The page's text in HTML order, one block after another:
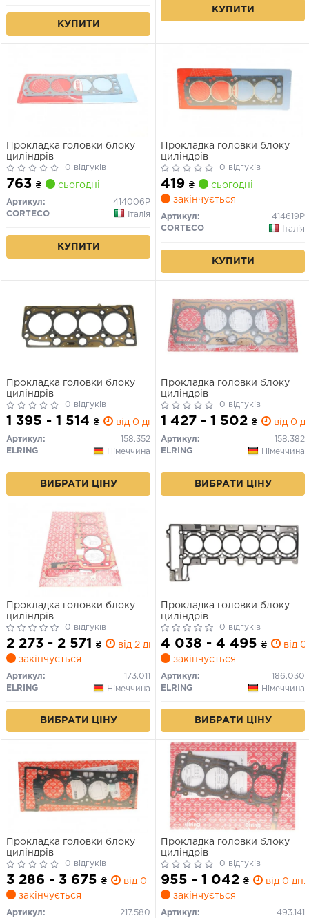
КУПИТИ
КУПИТИ
Прокладка головки блоку
циліндрів
0 відгуків
763 ₴ сьогодні
Артикул:
414006P
CORTECO
Італія
КУПИТИ
Прокладка головки блоку
циліндрів
0 відгуків
419 ₴
сьогодні
закінчується
Артикул:
414619P
CORTECO
Італія
КУПИТИ
Прокладка головки блоку
циліндрів
0 відгуків
1 395 - 1 514 ₴ від 0 дн.
Артикул:
158.352
ELRING
Німеччина
ВИБРАТИ ЦІНУ
Прокладка головки блоку
циліндрів
0 відгуків
1 427 - 1 502 ₴ від 0
Артикул:
158.382
ELRING
Німеччина
ВИБРАТИ ЦІНУ
Прокладка головки блоку
циліндрів
0 відгуків
2 273 - 2 571 ₴
від 2 дн.
закінчується
Артикул:
173.011
ELRING
Німеччина
ВИБРАТИ ЦІНУ
Прокладка головки блоку
циліндрів
0 відгуків
4 038 - 4 495 ₴
від
закінчується
Артикул:
186.030
ELRING
Німеччина
ВИБРАТИ ЦІНУ
Прокладка головки блоку
циліндрів
0 відгуків
3 286 - 3 675 ₴
від 0 дн.
закінчується
Артикул:
217.580
Прокладка головки блоку
циліндрів
0 відгуків
955 - 1 042 ₴
від 0 дн.
закінчується
Артикул:
493.141